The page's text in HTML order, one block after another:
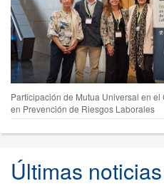
Participación de Mutua Universal en
en Prevención de Riesgos Laborales
Últimas noticias